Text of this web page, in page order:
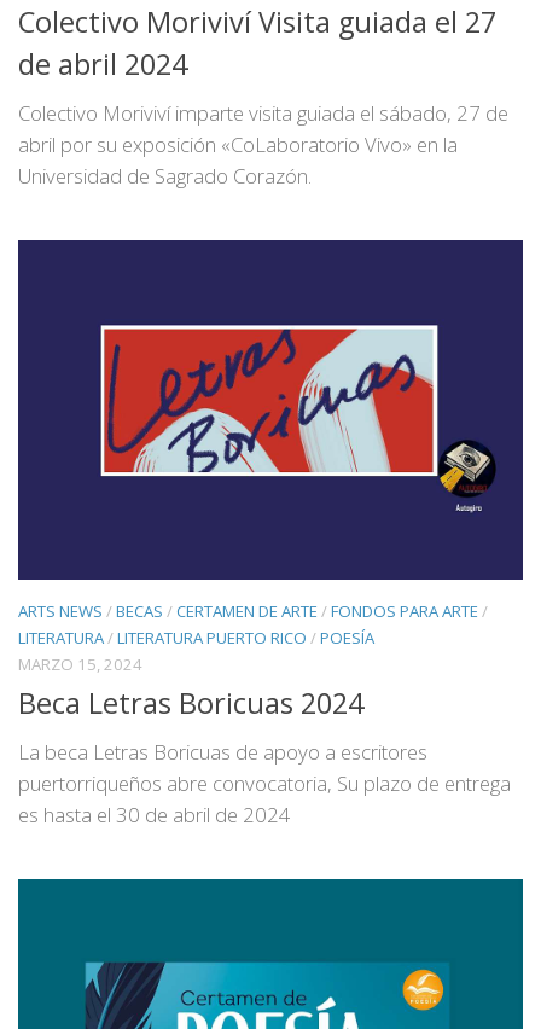
Colectivo Moriviví Visita guiada el 27
de abril 2024
Colectivo Moriviví imparte visita guiada el sábado, 27 de
abril por su exposición «CoLaboratorio Vivo» en la
Universidad de Sagrado Corazón.
ARTS NEWS /BECAS /CERTAMEN DE ARTE /FONDOS PARA ARTE /
LITERATURA/LITERATURA PUERTO RICO /POESÍA
MARZO 15, 2024
Beca Letras Boricuas 2024
La beca Letras Boricuas de apoyo a escritores
puertorriqueños abre convocatoria, Su plazo de entrega
es hasta el 30 de abril de 2024